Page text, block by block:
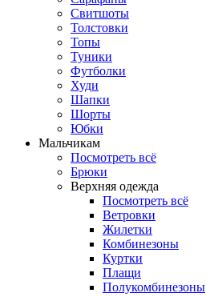
Свитшоты
Толстовки
Топы
Туники
Футболки
Худи
Шапки
Шорты
Юбки
Мальчикам
Посмотреть всё
Брюки
Верхняя одежда
Посмотреть всё
Ветровки
Жилетки
Комбинезоны
Куртки
Плащи
Полукомбинезоны